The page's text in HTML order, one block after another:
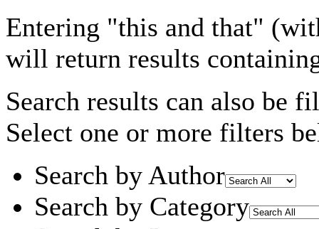
Entering "this and that"
will return results
Search results can also be
Select one or more filters
Search by Author
Search by Category